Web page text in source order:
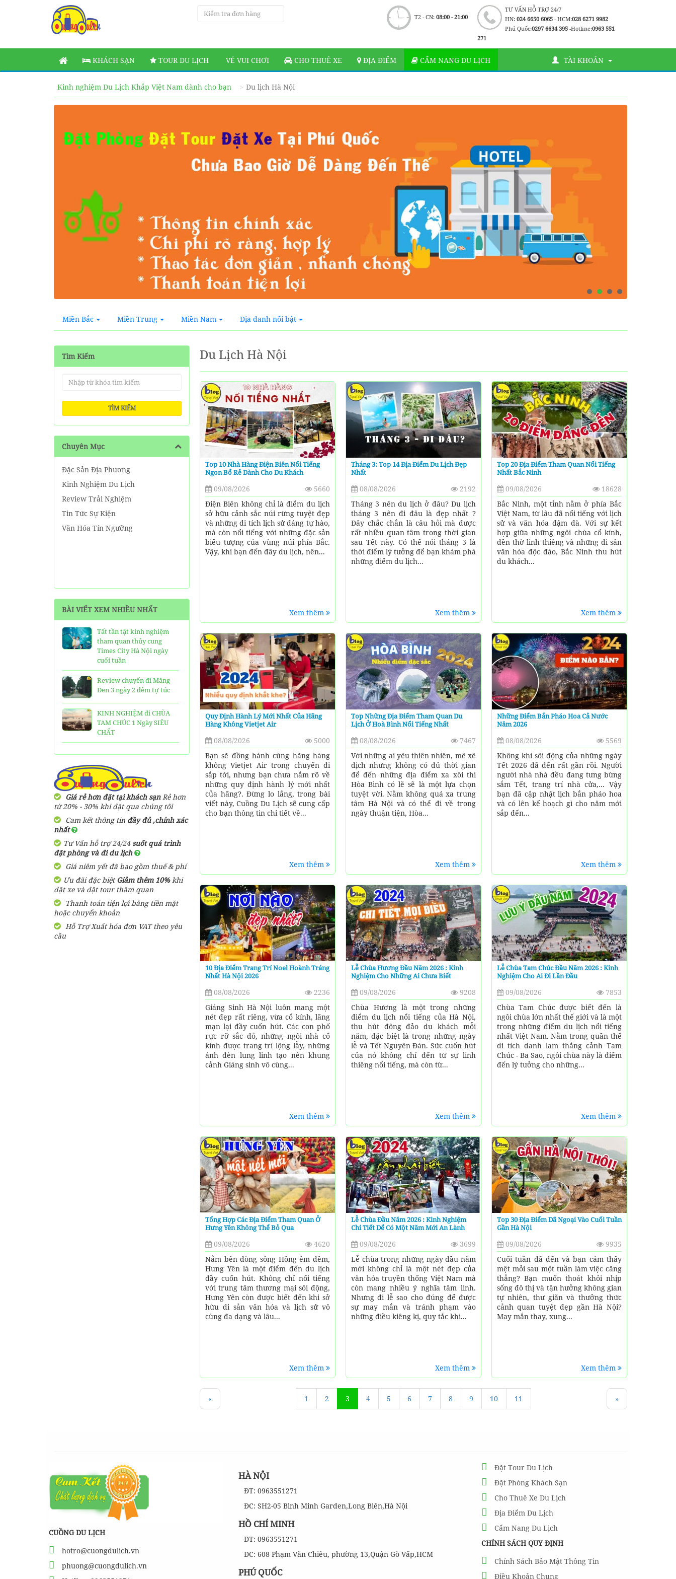
TƯ VẤN HỖ TRỢ 24/7
HN: 024 6650 6065- HCM:028 6271 9982
Phú Quốc:0297 6634 395 -Hotline:0963 551
271
T2 - CN: 08:00 - 21:00
KHÁCH SẠN TOUR DU LỊCH VÉ VUI CHƠI CHO THUÊ XE ĐỊA ĐIỂM CẨM NANG DU LỊCH TÀI KHOẢN
Kinh nghiệm Du Lịch Khắp Việt Nam dành cho bạn Du lịch Hà Nội
Miền Bắc Miền Trung Miền Nam Địa danh nổi bật
Tìm Kiếm
TÌM KIẾM
Chuyên Mục
Đặc Sản Địa Phương
Kinh Nghiệm Du Lịch
Review Trải Nghiệm
Tin Tức Sự Kiện
Văn Hóa Tín Ngưỡng
BÀI VIẾT XEM NHIỀU NHẤT
Tất tần tật kinh nghiệm
tham quan thủy cung
Times City Hà Nội ngày
cuối tuần
Review chuyến đi Măng
Đen 3 ngày 2 đêm tự túc
KINH NGHIỆM đi CHÙA
TAM CHÚC 1 Ngày SIÊU
CHẤT
25 Ngôi Chùa ở Sài Gòn
TOP 16 địa điểm du lịch
HẤP DẪN nhất việt nam:
Bạn đã đi được những nơi
cáp treo Núi Bà Đen Tây
Ninh
HƯỚNG DẪN đi du lịch
TAM ĐẢO chi tiết kèm
thông tin liên hệ
SHARE Cẩm nang du lịch
Măng Đen tự túc từ A-Z
Giá rẻ hơn đặt tại khách sạnRẻ hơn
từ 20% - 30% khi đặt qua chúng tôi
Cam kết thông tin đầy đủ ,chính xác
nhất
Tư Vấn hỗ trợ 24/24 suốt quá trình
đặt phòng và đi du lịch
Giá niêm yết đã bao gồm thuế & phí
Ưu đãi đặc biệtGiảm thêm 10%khi
đặt xe và đặt tour thăm quan
Thanh toán tiện lợi bằng tiền mặt
hoặc chuyển khoản
Hỗ Trợ Xuất hóa đơn VAT theo yêu
cầu
Du Lịch Hà Nội
Top 10 Nhà Hàng Điện Biên Nổi Tiếng
Ngon Bổ Rẻ Dành Cho Du Khách
09/08/2026
5660
Điện Biên không chỉ là điểm du lịch
sở hữu cảnh sắc núi rừng tuyệt đẹp
và những di tích lịch sử đáng tự hào,
mà còn nổi tiếng với những đặc sản
biểu tượng của vùng núi phía Bắc.
Vậy, khi bạn đến đây du lịch, nên...
Xem thêm
Tháng 3: Top 14 Địa Điểm Du Lịch Đẹp
Nhất
08/08/2026
2192
Tháng 3 nên du lịch ở đâu? Du lịch
tháng 3 nên đi đâu là đẹp nhất ?
Đây chắc chắn là câu hỏi mà được
rất nhiều quan tâm trong thời gian
sau Tết này. Có thể nói tháng 3 là
thời điểm lý tưởng để bạn khám phá
những điểm du lịch...
Xem thêm
Top 20 Địa Điểm Tham Quan Nổi Tiếng
Nhất Bắc Ninh
09/08/2026
18628
Bắc Ninh, một tỉnh nằm ở phía Bắc
Việt Nam, từ lâu đã nổi tiếng với lịch
sử và văn hóa đậm đà. Với sự kết
hợp giữa những ngôi chùa cổ kính,
đền thờ linh thiêng và những di sản
văn hóa độc đáo, Bắc Ninh thu hút
du khách...
Xem thêm
Quy Định Hành Lý Mới Nhất Của Hãng
Hàng Không Vietjet Air
08/08/2026
5000
Bạn sẽ đồng hành cùng hãng hàng
không Vietjet Air trong chuyến đi
sắp tới, nhưng bạn chưa nắm rõ về
những quy định hành lý mới nhất
của hãng?. Đừng lo lắng, trong bài
viết này, Cuồng Du Lịch sẽ cung cấp
cho bạn thông tin chi tiết về...
Xem thêm
Top Những Địa Điểm Tham Quan Du
Lịch Ở Hoà Bình Nổi Tiếng Nhất
08/08/2026
7467
Với những ai yêu thiên nhiên, mê xê
dịch nhưng không có đủ thời gian
để đến những địa điểm xa xôi thì
Hòa Bình có lẽ sẽ là một lựa chọn
tuyệt vời. Nằm không quá xa trung
tâm Hà Nội và có thể đi về trong
ngày thuận tiện, Hòa...
Xem thêm
Những Điểm Bắn Pháo Hoa Cả Nước
Năm 2026
08/08/2026
5569
Không khí sôi động của những ngày
Tết 2026 đã đến rất gần rồi. Người
người nhà nhà đều đang tưng bừng
sắm Tết, trang trí nhà cửa,... Vậy
bạn đã cập nhật lịch bắn pháo hoa
và có lên kế hoạch gì cho năm mới
sắp đến...
Xem thêm
10 Địa Điểm Trang Trí Noel Hoành Tráng
Nhất Hà Nội 2026
08/08/2026
2236
Giáng Sinh Hà Nội luôn mang một
nét đẹp rất riêng, vừa cổ kính, lãng
mạn lại đầy cuốn hút. Các con phố
rực rỡ sắc đỏ, những ngôi nhà cổ
kính được trang trí lộng lẫy, những
ánh đèn lung linh tạo nên khung
cảnh Giáng sinh vô cùng...
Xem thêm
Lễ Chùa Hương Đầu Năm 2026 : Kinh
Nghiệm Cho Những Ai Chưa Biết
09/08/2026
9208
Chùa Hương là một trong những
điểm du lịch nổi tiếng của Hà Nội,
thu hút đông đảo du khách mỗi
năm, đặc biệt là trong những ngày
lễ và Tết Nguyên Đán. Sức cuốn hút
của nó không chỉ đến từ sự linh
thiêng nổi tiếng, mà còn từ...
Xem thêm
Lễ Chùa Tam Chúc Đầu Năm 2026 : Kinh
Nghiệm Cho Ai Đi Lần Đầu
09/08/2026
7853
Chùa Tam Chúc được biết đến là
ngôi chùa lớn nhất thế giới và là một
trong những điểm du lịch nổi tiếng
nhất Việt Nam. Nằm trong quần thể
di tích danh lam thắng cảnh Tam
Chúc - Ba Sao, ngôi chùa này là điểm
đến lý tưởng cho những...
Xem thêm
Tổng Hợp Các Địa Điểm Tham Quan Ở
Hưng Yên Không Thể Bỏ Qua
09/08/2026
4620
Nằm bên dòng sông Hồng êm đềm,
Hưng Yên là một điểm đến du lịch
đầy cuốn hút. Không chỉ nổi tiếng
với trung tâm thương mại sôi động,
Hưng Yên còn được biết đến khi sở
hữu di sản văn hóa và lịch sử vô
cùng đa dạng và lâu...
Xem thêm
Lễ Chùa Đầu Năm 2026 : Kinh Nghiệm
Chi Tiết Dể Có Một Năm Mới An Lành
09/08/2026
3699
Lễ chùa trong những ngày đầu năm
mới không chỉ là một nét đẹp của
văn hóa truyền thống Việt Nam mà
còn mang nhiều ý nghĩa tâm linh.
Nhưng đi lễ sao cho đúng để được
sự may mắn và tránh phạm vào
những điều kiêng kị, quy tắc khi...
Xem thêm
Top 30 Địa Điểm Dã Ngoại Vào Cuối Tuần
Gần Hà Nội
09/08/2026
9935
Cuối tuần đã đến và bạn cảm thấy
mệt mỏi sau một tuần làm việc căng
thẳng? Bạn muốn thoát khỏi nhịp
sống đô thị và tận hưởng không gian
tự nhiên, thư giãn và thưởng thức
cảnh quan tuyệt đẹp gần Hà Nội?
May mắn thay, xung...
Xem thêm
« 1 2 3 4 5 6 7 8 9 10 11 »
CUỒNG DU LỊCH
hotro@cuongdulich.vn
phuong@cuongdulich.vn
HÀ NỘI
ĐT: 0963551271
ĐC: SH2-05 Bình Minh Garden,Long Biên,Hà Nội
HỒ CHÍ MINH
ĐT: 0963551271
ĐC: 608 Phạm Văn Chiêu, phường 13,Quận Gò Vấp,HCM
PHÚ QUỐC
Đặt Tour Du Lịch
Đặt Phòng Khách Sạn
Cho Thuê Xe Du Lịch
Địa Điểm Du Lịch
Cẩm Nang Du Lịch
CHÍNH SÁCH QUY ĐỊNH
Chính Sách Bảo Mật Thông Tin
Điều Khoản Chung